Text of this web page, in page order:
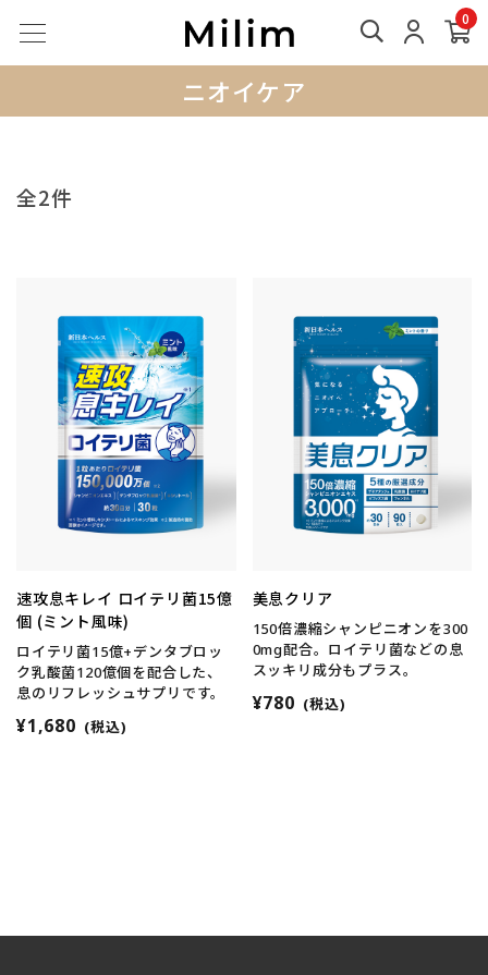
0
ニオイケア
全2件
速攻息キレイ ロイテリ菌15億
個 (ミント風味)
ロイテリ菌15億+デンタブロッ
ク乳酸菌120億個を配合した、
息のリフレッシュサプリです。
¥1,680 (税込)
美息クリア
150倍濃縮シャンピニオンを300
0mg配合。ロイテリ菌などの息
スッキリ成分もプラス。
¥780 (税込)